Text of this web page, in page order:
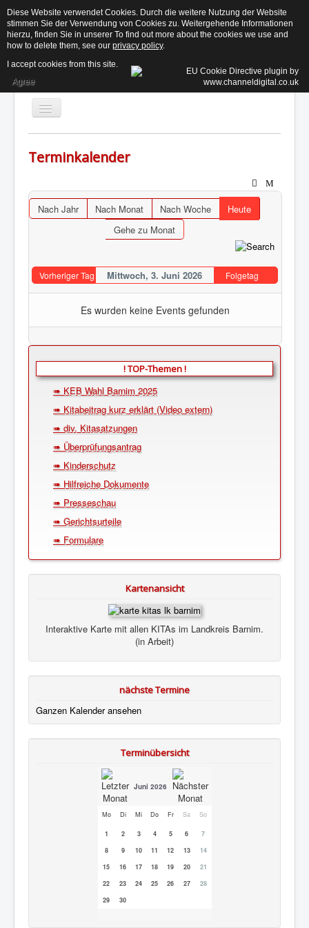
Toggle
Navigation
Aktuelles
Der Beirat ↓
Informationen ↓
Kontakt
Login
Suchen...
Terminkalender
Nach Jahr Nach Monat Nach Woche
Heute
Gehe zu Monat
Vorheriger Tag Mittwoch, 3. Juni 2026 Folgetag
Es wurden keine Events gefunden
! TOP-Themen !
➠ KEB Wahl Barnim 2025
➠ Kitabeitrag kurz erklärt (Video extern)
➠ div. Kitasatzungen
➠ Überprüfungsantrag
➠ Kinderschutz
➠ Hilfreiche Dokumente
➠ Presseschau
➠ Gerichtsurteile
➠ Formulare
Kartenansicht
Interaktive Karte mit allen KITAs im Landkreis Barnim.
(in Arbeit)
nächste Termine
Ganzen Kalender ansehen
Terminübersicht
Juni 2026
Mo Di Mi Do Fr Sa So
1 2 3 4 5 6
7
8
9 10 11 12 13
14
15
16 17 18 19 20
21
22
23 24 25 26 27
28
29
30
Diese Website verwendet Cookies. Durch die weitere Nutzung der Website
stimmen Sie der Verwendung von Cookies zu. Weitergehende Informationen
hierzu, finden Sie in unserer To find out more about the cookies we use and
how to delete them, see our privacy policy.
I accept cookies from this site.
Agree